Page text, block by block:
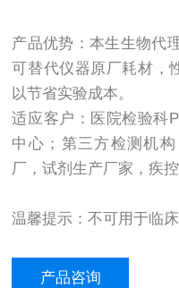
产品优势：本生生物代
可替代仪器原厂耗材，
以节省实验成本。
适应客户：医院检验科
中心；第三方检测机
厂，试剂生产厂家，疾
温馨提示：不可用于临床
产品咨询